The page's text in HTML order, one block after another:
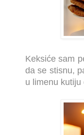
Keksiće sam
da se stisnu,
u limenu kutiju